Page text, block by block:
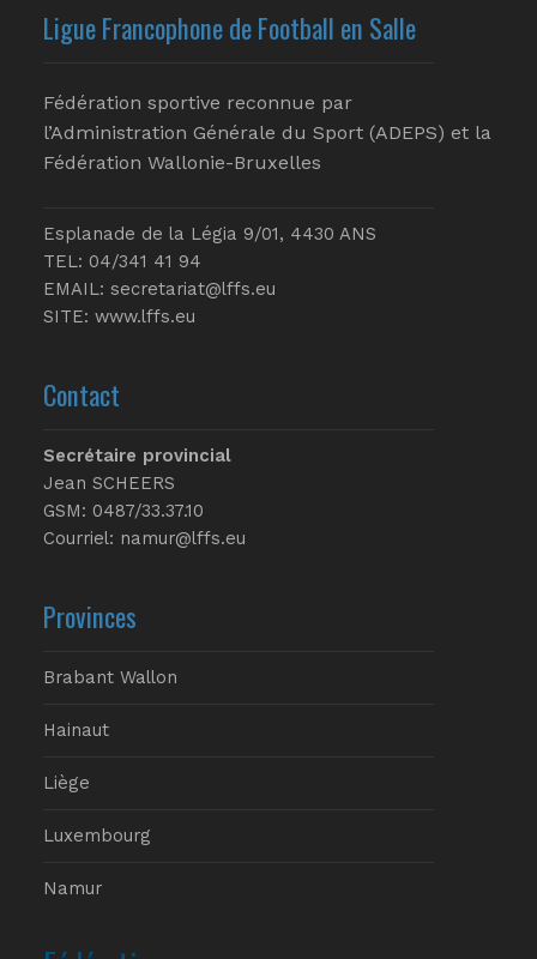
Ligue Francophone de Football en Salle
Fédération sportive reconnue par
l’Administration Générale du Sport (ADEPS) et la
Fédération Wallonie-Bruxelles
Esplanade de la Légia 9/01, 4430 ANS
TEL: 04/341 41 94
EMAIL: secretariat@lffs.eu
SITE: www.lffs.eu
Contact
Secrétaire provincial
Jean SCHEERS
GSM: 0487/33.37.10
Courriel: namur@lffs.eu
Provinces
Brabant Wallon
Hainaut
Liège
Luxembourg
Namur